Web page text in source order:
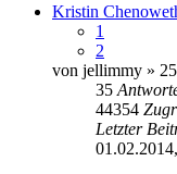
Kristin
1
2
von jellimmy »
35
44354
Letzter